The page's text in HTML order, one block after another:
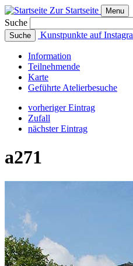
Zur Startseite Menu
Suche
Suche Kunstpunkte auf
Information
Teilnehmende
Karte
Geführte Atelierbesuche
vorheriger Eintrag
Zufall
nächster Eintrag
a271